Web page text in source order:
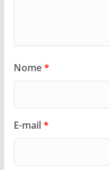
Nome*
E-mail*